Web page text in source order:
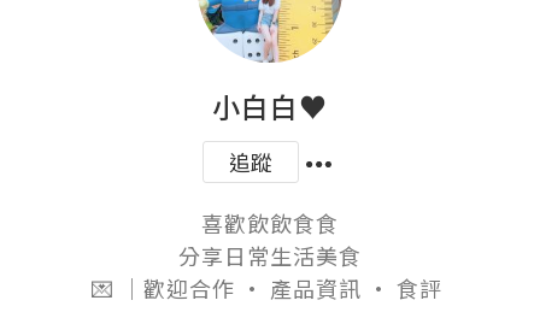
小白白♥
追蹤
喜歡飲飲食食
分享日常生活美食
💌 ｜歡迎合作 • 產品資訊 • 食評